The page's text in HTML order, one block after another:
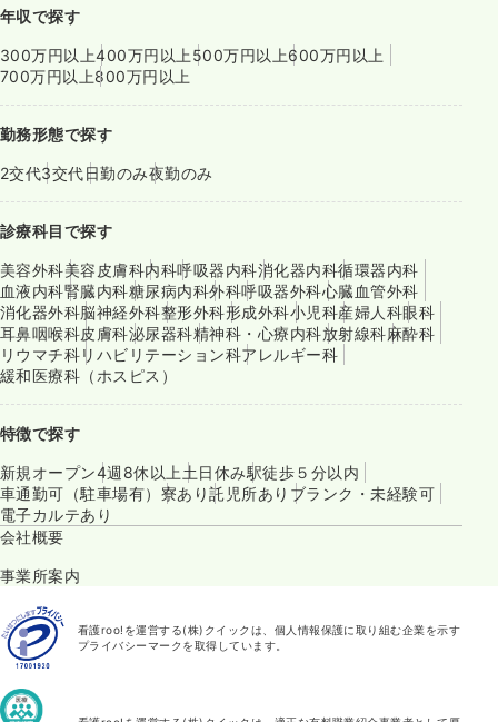
年収で探す
300万円以上400万円以上 500万円以上600万円以上
700万円以上800万円以上
勤務形態で探す
2交代3交代日勤のみ夜勤のみ
診療科目で探す
美容外科美容皮膚科内科呼吸器内科消化器内科循環器内科
血液内科腎臓内科糖尿病内科外科呼吸器外科心臓血管外科
消化器外科脳神経外科整形外科形成外科小児科産婦人科眼科
耳鼻咽喉科皮膚科泌尿器科精神科・心療内科放射線科麻酔科
リウマチ科リハビリテーション科アレルギー科
緩和医療科（ホスピス）
特徴で探す
新規オープン4週8休以上 土日休み駅徒歩５分以内
車通勤可（駐車場有） 寮あり託児所あり ブランク・未経験可
電子カルテあり
会社概要
事業所案内
看護roo!を運営する(株)クイックは、個人情報保護に取り組む企業を示す
プライバシーマークを取得しています。